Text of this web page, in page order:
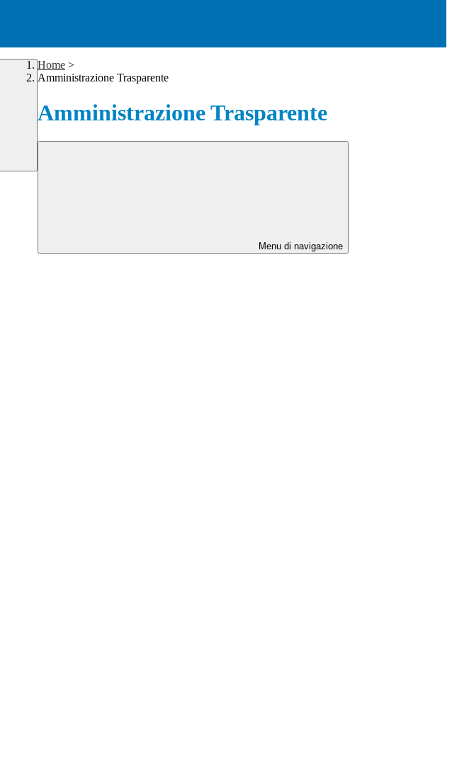
Home >
Amministrazione Trasparente
Amministrazione Trasparente
Menu di navigazione